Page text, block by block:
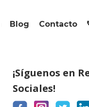
Blog Contacto
¡Síguenos en
Sociales!